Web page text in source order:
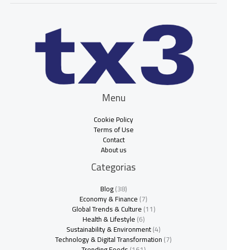
Menu
Cookie Policy
Terms of Use
Contact
About us
Categorias
Blog(38)
Economy & Finance(7)
Global Trends & Culture(11)
Health & Lifestyle(6)
Sustainability & Environment(4)
Technology & Digital Transformation(7)